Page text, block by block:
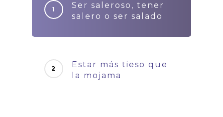
Ser saleroso, tener
salero o ser salado
Estar más tieso que
la mojama